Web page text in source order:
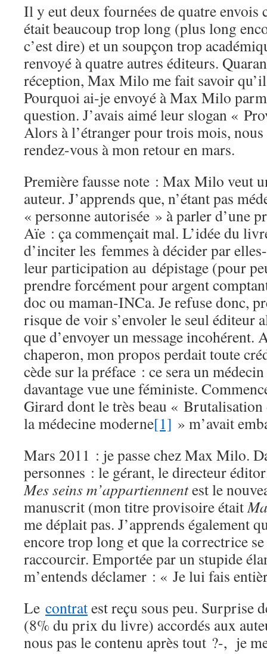
Il y eut deux fournées de quatre envois
était beaucoup trop long (plus long
c’est dire) et un soupçon trop
renvoyé à quatre autres éditeurs.
réception, Max Milo me fait savoir qu’il
Pourquoi ai-je envoyé à Max Milo
question. J’avais aimé leur slogan «
Alors à l’étranger pour trois mois, nous
rendez-vous à mon retour en mars.
Première fausse note : Max Milo veut
auteur. J’apprends que, n’étant pas
« personne autorisée » à parler d’une
Aïe : ça commençait mal. L’idée du
d’inciter les femmes à décider par
leur participation au dépistage (pour
prendre forcément pour argent
doc ou maman-INCa. Je refuse donc,
risque de voir s’envoler le seul éditeur
que d’envoyer un message incohérent.
chaperon, mon propos perdait toute
cède sur la préface : ce sera un
davantage vue une féministe.
Girard dont le très beau «
la médecine moderne[1] » m’avait
Mars 2011 : je passe chez Max Milo.
personnes : le gérant, le directeur
Mes seins m’appartiennentest le
manuscrit (mon titre provisoire était
me déplait pas. J’apprends également
encore trop long et que la correctrice
raccourcir. Emportée par un stupide
m’entends déclamer : « Je lui fais
Le contratest reçu sous peu. Surprise
(8% du prix du livre) accordés aux
nous pas le contenu après tout ?-, je